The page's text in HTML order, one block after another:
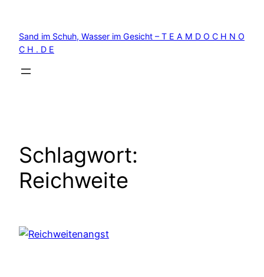
springen
Sand im Schuh, Wasser im Gesicht – T E A M D O C H N O
C H . D E
Schlagwort:
Reichweite